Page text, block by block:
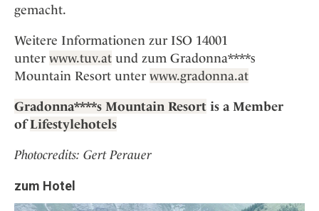
gemacht.
Weitere Informationen zur ISO 14001
unter www.tuv.at und zum Gradonna****s
Mountain Resort unter www.gradonna.at
Gradonna****s Mountain Resort is a Member
ofLifestylehotels
Photocredits: Gert Perauer
zum Hotel